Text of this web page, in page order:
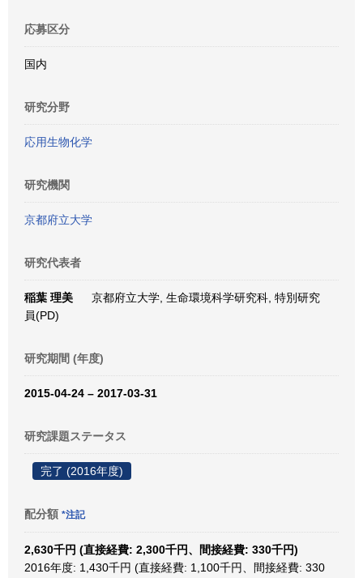
応募区分
国内
研究分野
応用生物化学
研究機関
京都府立大学
研究代表者
稲葉 理美
京都府立大学, 生命環境科学研究科, 特別研究
員(PD)
研究期間 (年度)
2015-04-24 – 2017-03-31
研究課題ステータス
完了 (2016年度)
配分額 *注記
2,630千円 (直接経費: 2,300千円、間接経費: 330千円)
2016年度: 1,430千円 (直接経費: 1,100千円、間接経費: 330